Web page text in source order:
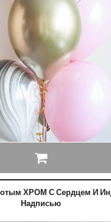
ХРОМ С Сердцем И
Надписью